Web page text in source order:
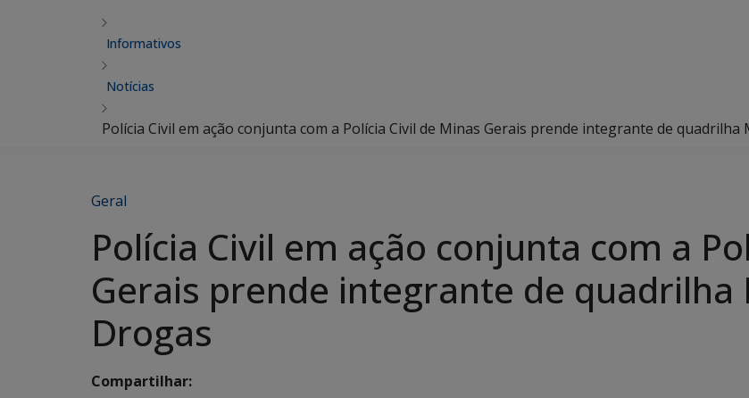
Informativos
Notícias
Polícia Civil em ação conjunta com a Polícia Civil de Minas Gerais prende integrante de
Geral
Polícia Civil em ação conjunta com a
Gerais prende integrante de quadrilha
Drogas
Compartilhar: